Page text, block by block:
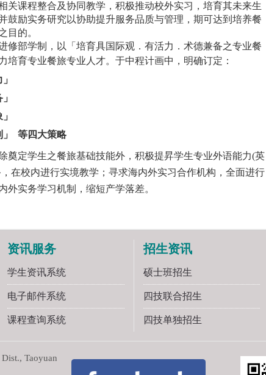
关课程整合及协同教学，积极推动校外实习，培育其未来生
鼓励实务研究以协助提升服务品质与管理，期可达到培养餐
目的。
修部学制，以「培育具国际观．有活力．术德兼备之专业餐
培育专业餐旅专业人才。 于中程计画中，明确订定：
」 等四大策略
定学生之餐旅基础技能外，积极提昇学生专业外语能力(英
在校内进行实境教学；寻求海内外实习合作机构，全面进行
外实务学习机制，缩短产学落差。
资讯服务
学生资讯系统
电子邮件系统
课程查询系统
招生资讯
硕士班招生
四技联合招生
四技单独招生
Taoyuan